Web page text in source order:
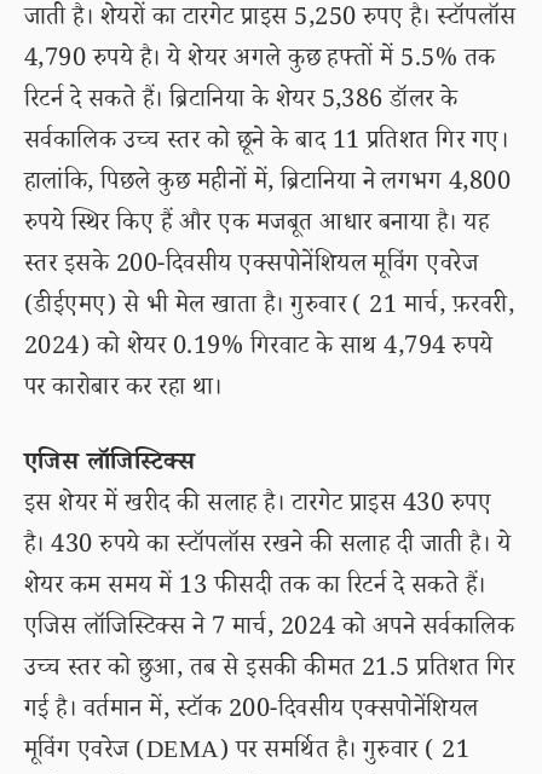
जाती है। शेयरों का टारगेट प्राइस 5,250 रुपए है। स्टॉपलॉस
4,790 रुपये है। ये शेयर अगले कुछ हफ्तों में 5.5% तक
रिटर्न दे सकते हैं। ब्रिटानिया के शेयर 5,386 डॉलर के
सर्वकालिक उच्च स्तर को छूने के बाद 11 प्रतिशत गिर गए।
हालांकि, पिछले कुछ महीनों में, ब्रिटानिया ने लगभग 4,800
रुपये स्थिर किए हैं और एक मजबूत आधार बनाया है। यह
स्तर इसके 200-दिवसीय एक्सपोनेंशियल मूविंग एवरेज
(डीईएमए) से भी मेल खाता है। गुरुवार ( 21 मार्च, फ़रवरी,
2024) को शेयर 0.19% गिरवाट के साथ 4,794 रुपये
पर कारोबार कर रहा था।
एजिस लॉजिस्टिक्स
इस शेयर में खरीद की सलाह है। टारगेट प्राइस 430 रुपए
है। 430 रुपये का स्टॉपलॉस रखने की सलाह दी जाती है। ये
शेयर कम समय में 13 फीसदी तक का रिटर्न दे सकते हैं।
एजिस लॉजिस्टिक्स ने 7 मार्च, 2024 को अपने सर्वकालिक
उच्च स्तर को छुआ, तब से इसकी कीमत 21.5 प्रतिशत गिर
गई है। वर्तमान में, स्टॉक 200-दिवसीय एक्सपोनेंशियल
मूविंग एवरेज (DEMA) पर समर्थित है। गुरुवार ( 21